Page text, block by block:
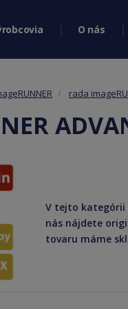
O nás
rada
V tejto kategórii
nás nájdete
tovaru máme